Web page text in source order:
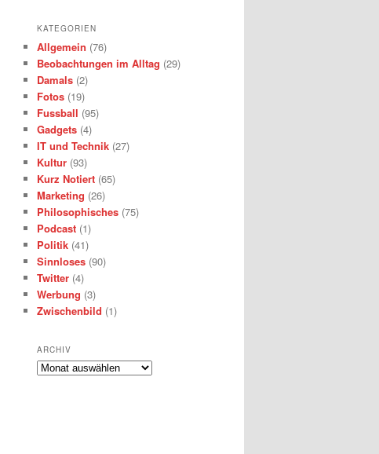
KATEGORIEN
Allgemein (76)
Beobachtungen im Alltag (29)
Damals (2)
Fotos (19)
Fussball (95)
Gadgets (4)
IT und Technik (27)
Kultur (93)
Kurz Notiert (65)
Marketing (26)
Philosophisches (75)
Podcast (1)
Politik (41)
Sinnloses (90)
Twitter (4)
Werbung (3)
Zwischenbild (1)
ARCHIV
Archiv